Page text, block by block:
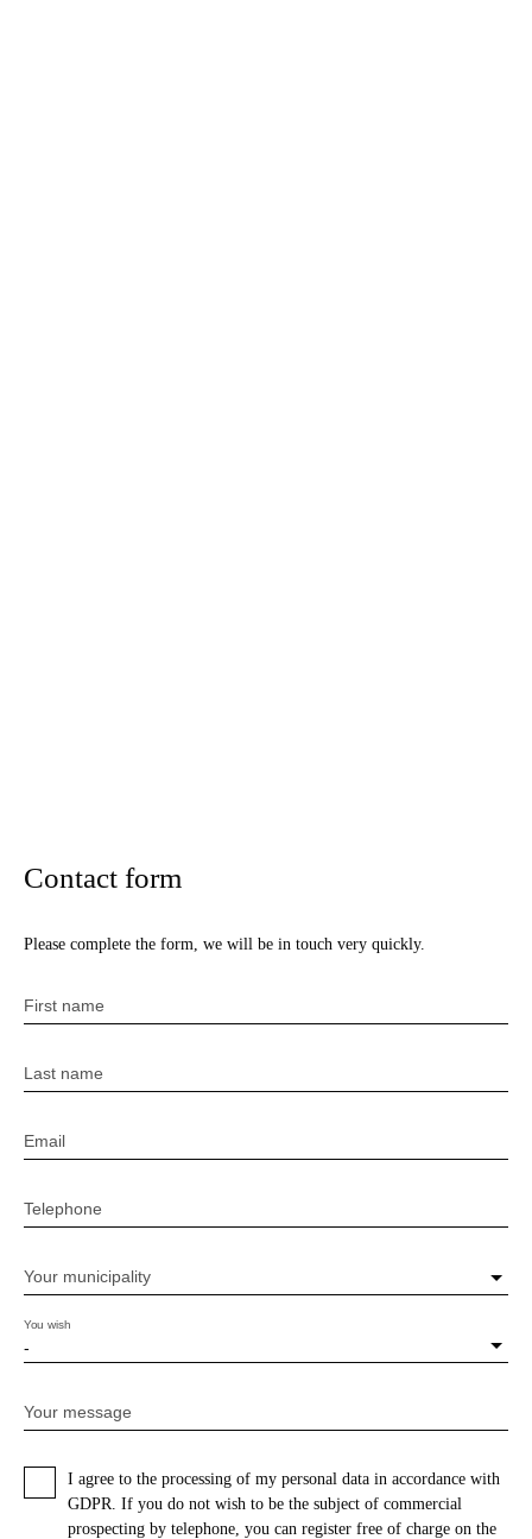
Contact form
Please complete the form, we will be in touch very quickly.
First name
Last name
Email
Telephone
Your municipality
-
You wish
Your message
I agree to the processing of my personal data in accordance with
GDPR. If you do not wish to be the subject of commercial
prospecting by telephone, you can register free of charge on the